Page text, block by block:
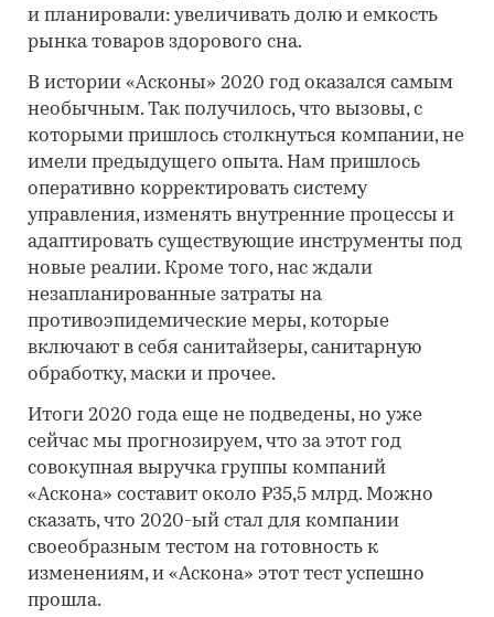
и планировали: увеличивать долю и емкость
рынка товаров здорового сна.
В истории «Асконы» 2020 год оказался самым
необычным. Так получилось, что вызовы, с
которыми пришлось столкнуться компании, не
имели предыдущего опыта. Нам пришлось
оперативно корректировать систему
управления, изменять внутренние процессы и
адаптировать существующие инструменты под
новые реалии. Кроме того, нас ждали
незапланированные затраты на
противоэпидемические меры, которые
включают в себя санитайзеры, санитарную
обработку, маски и прочее.
Итоги 2020 года еще не подведены, но уже
сейчас мы прогнозируем, что за этот год
совокупная выручка группы компаний
«Аскона» составит около ₽35,5 млрд. Можно
сказать, что 2020-ый стал для компании
своеобразным тестом на готовность к
изменениям, и «Аскона» этот тест успешно
прошла.